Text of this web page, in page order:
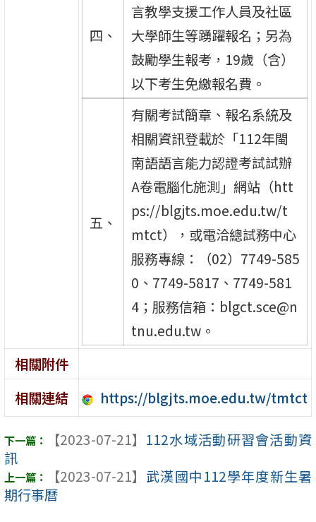
四、
言教學支援工作人員及社區
大學師生等踴躍報名；另為
鼓勵學生報考，19歲（含）
以下考生免繳報名費。
五、
有關考試簡章、報名系統及
相關資訊登載於「112年閩
南語語言能力認證考試試辦
A卷電腦化施測」網站（htt
ps://blgjts.moe.edu.tw/t
mtct），或電洽總試務中心
服務專線：（02）7749-585
0、7749-5817、7749-581
4；服務信箱：blgct.sce@n
tnu.edu.tw。
相關附件
相關連結
https://blgjts.moe.edu.tw/tmtct
【2023-07-21】 112水域活動研習會活動資
訊
【2023-07-21】 武漢國中112學年度新生暑
期行事曆